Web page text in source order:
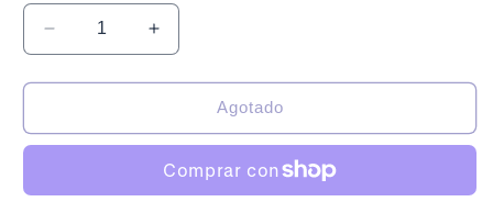
Reducir
cantidad
para
Orgullo
Camiseta
Aumentar
cantidad
para
Orgullo
Camiseta
Agotado